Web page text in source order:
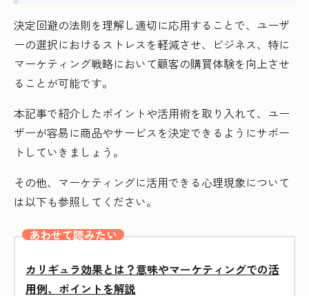
決定回避の法則を理解し適切に応用することで、ユーザ
ーの選択におけるストレスを軽減させ、ビジネス、特に
マーケティング戦略において顧客の購買体験を向上させ
ることが可能です。
本記事で紹介したポイントや活用術を取り入れて、ユー
ザーが容易に商品やサービスを決定できるようにサポー
トしていきましょう。
その他、マーケティングに活用できる心理現象について
は以下も参照してください。
あわせて読みたい
カリギュラ効果とは？意味やマーケティングでの活
用例、ポイントを解説